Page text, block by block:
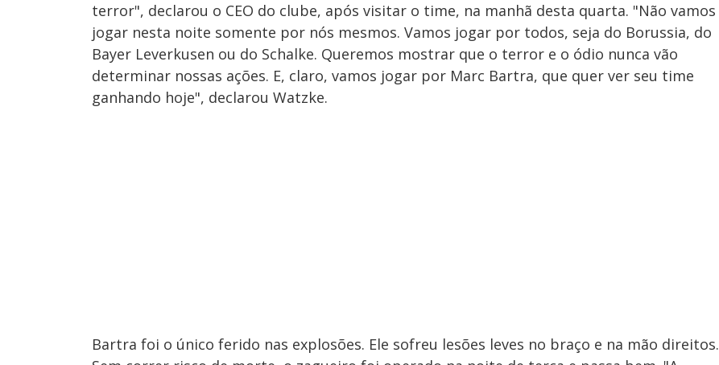
terror", declarou o CEO do clube, após visitar o time, na manhã desta quarta. "Não vamos
jogar nesta noite somente por nós mesmos. Vamos jogar por todos, seja do Borussia, do
Bayer Leverkusen ou do Schalke. Queremos mostrar que o terror e o ódio nunca vão
determinar nossas ações. E, claro, vamos jogar por Marc Bartra, que quer ver seu time
ganhando hoje", declarou Watzke.
Bartra foi o único ferido nas explosões. Ele sofreu lesões leves no braço e na mão direitos.